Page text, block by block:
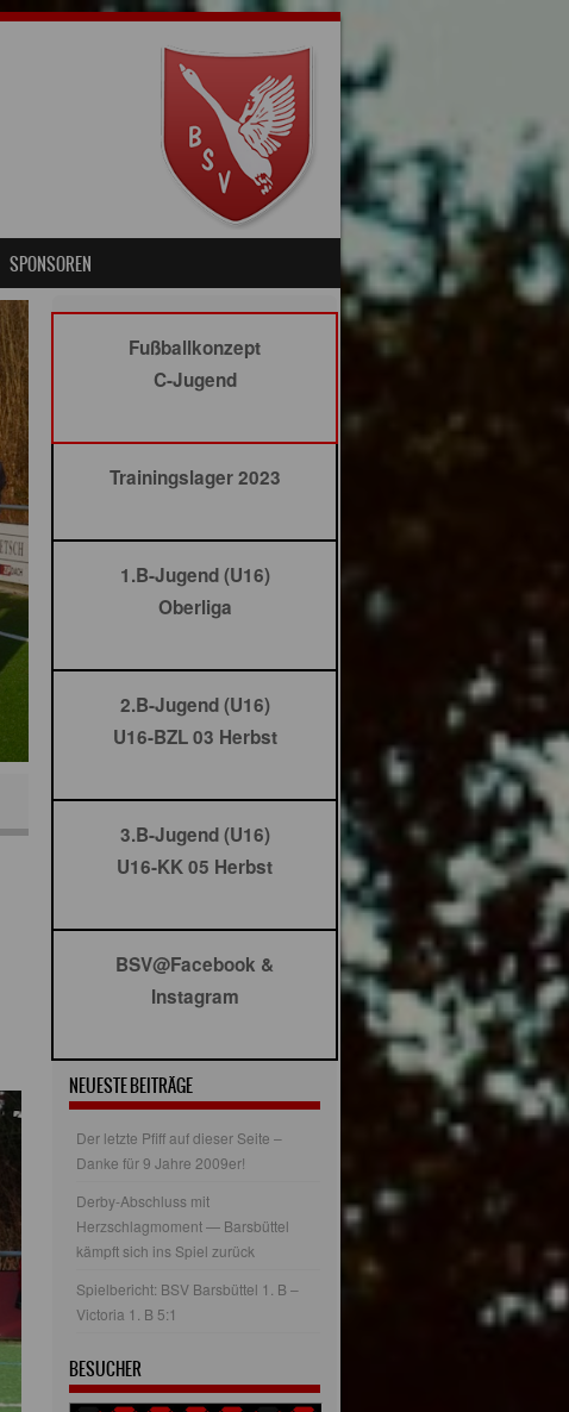
SPONSOREN
Fußballkonzept
C-Jugend
Trainingslager 2023
1.B-Jugend (U16)
Oberliga
2.B-Jugend (U16)
U16-BZL 03 Herbst
3.B-Jugend (U16)
U16-KK 05 Herbst
BSV@Facebook &
Instagram
NEUESTE BEITRÄGE
Der letzte Pfiff auf dieser Seite –
Danke für 9 Jahre 2009er!
Derby-Abschluss mit
Herzschlagmoment — Barsbüttel
kämpft sich ins Spiel zurück
Spielbericht: BSV Barsbüttel 1. B –
Victoria 1. B 5:1
BESUCHER